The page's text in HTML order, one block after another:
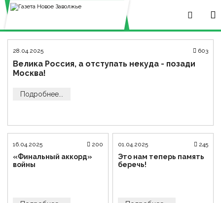
28.04.2025 603
Велика Россия, а отступать некуда - позади
Москва!
Подробнее...
16.04.2025 200
«Финальный аккорд»
войны
01.04.2025 245
Это нам теперь память
беречь!